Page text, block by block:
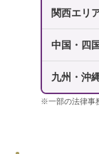
書など
さいごに
相談を！
関西エリ
中国・四
九州・沖
※一部の法律事